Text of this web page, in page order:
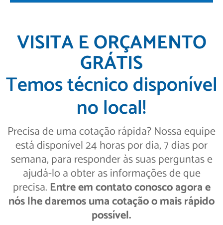
VISITA E ORÇAMENTO
GRÁTIS
Temos técnico disponível
no local!
Precisa de uma cotação rápida? Nossa equipe
está disponível 24 horas por dia, 7 dias por
semana, para responder às suas perguntas e
ajudá-lo a obter as informações de que
precisa. Entre em contato conosco agora e
nós lhe daremos uma cotação o mais rápido
possível.